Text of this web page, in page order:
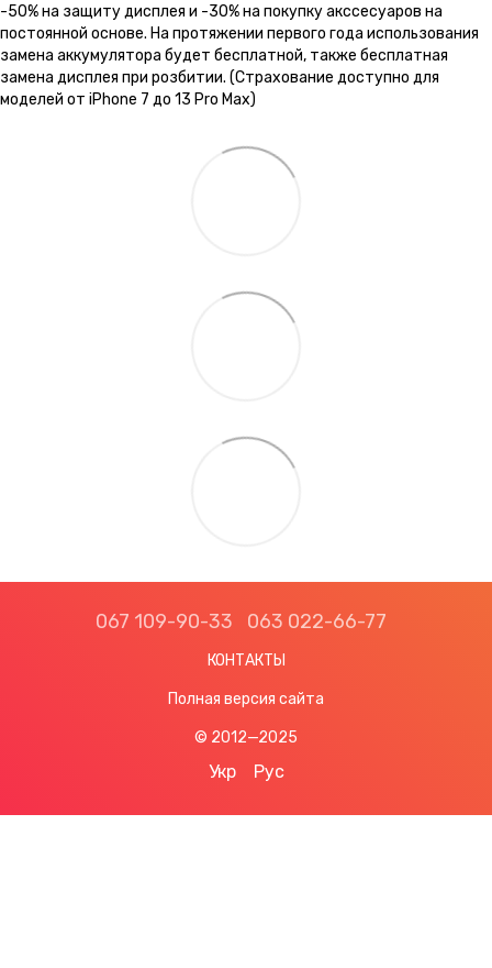
-50% на защиту дисплея и -30% на покупку акссесуаров на
постоянной основе. На протяжении первого года использования
замена аккумулятора будет бесплатной, также бесплатная
замена дисплея при розбитии. (Страхование доступно для
моделей от iPhone 7 до 13 Pro Max)
067 109-90-33 063 022-66-77
КОНТАКТЫ
Полная версия сайта
© 2012—2025
Укр Рус